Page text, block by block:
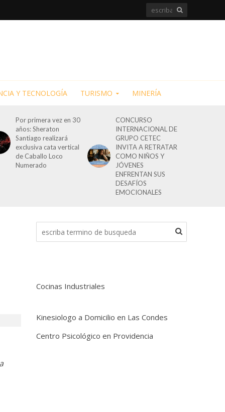
Y TECNOLOGÍA TURISMO MINERÍA
Por primera vez en 30
años: Sheraton
Santiago realizará
exclusiva cata vertical
de Caballo Loco
Numerado
CONCURSO
INTERNACIONAL DE
GRUPO CETEC
INVITA A RETRATAR
COMO NIÑOS Y
JÓVENES
ENFRENTAN SUS
DESAFÍOS
EMOCIONALES
Cocinas Industriales
Kinesiologo a Domicilio en Las Condes
Centro Psicológico en Providencia